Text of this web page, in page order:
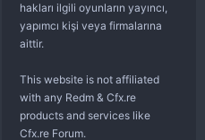
hakları ilgili oyunların yayıncı,
yapımcı kişi veya firmalarına
aittir.
This website is not affiliated
with any Redm & Cfx.re
products and services like
Cfx.re Forum.